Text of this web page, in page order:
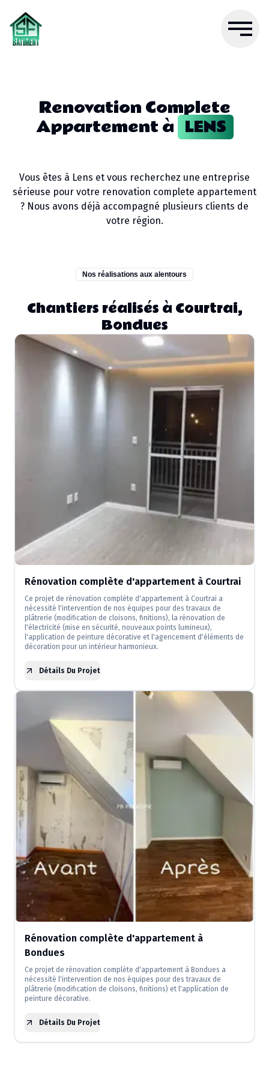
Renovation Complete
Appartementà LENS
Vous êtes à Lens et vous recherchez une entreprise
sérieuse pour votre renovation complete appartement
? Nous avons déjà accompagné plusieurs clients de
votre région.
Nos réalisations aux alentours
Chantiers réalisés à Courtrai,
Bondues
Rénovation complète d'appartement à Courtrai
Ce projet de rénovation complète d'appartement à Courtrai a
nécessité l'intervention de nos équipes pour des travaux de
plâtrerie (modification de cloisons, finitions), la rénovation de
l'électricité (mise en sécurité, nouveaux points lumineux),
l'application de peinture décorative et l'agencement d'éléments de
décoration pour un intérieur harmonieux.
Détails Du Projet
Rénovation complète d'appartement à
Bondues
Ce projet de rénovation complète d'appartement à Bondues a
nécessité l'intervention de nos équipes pour des travaux de
plâtrerie (modification de cloisons, finitions) et l'application de
peinture décorative.
Détails Du Projet